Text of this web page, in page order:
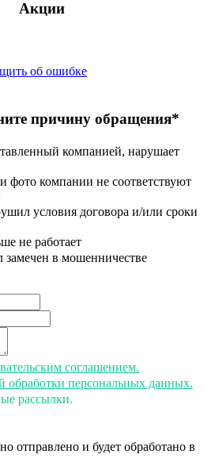
Акции
об ошибке
причину обращения*
компанией, нарушает
фото компании не соответствуют
условия договора и/или сроки
не работает
в мошенничестве
соглашением.
обработки персональных данных.
рассылки.
отправлено и будет обработано в